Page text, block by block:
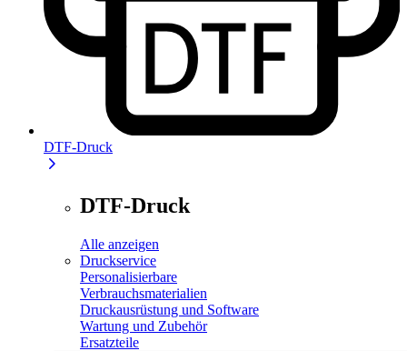
DTF-Druck
DTF-Druck
Alle anzeigen
Druckservice
Personalisierbare
Verbrauchsmaterialien
Druckausrüstung und Software
Wartung und Zubehör
Ersatzteile